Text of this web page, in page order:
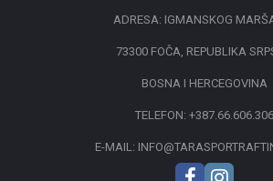
ADRESA: IGMANSKOG
73300 FOČA, REPUBLIKA
BOSNA I HERCEGOVINA
TELEFON: +387.66.606.306
E-MAIL: